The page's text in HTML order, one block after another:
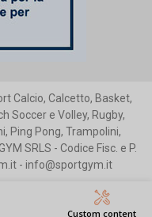
Custom content
Calcio, Calcetto, Basket,
Soccer e Volley, Rugby,
Ping Pong, Trampolini,
SRLS - Codice Fisc. e P.
- info@sportgym.it